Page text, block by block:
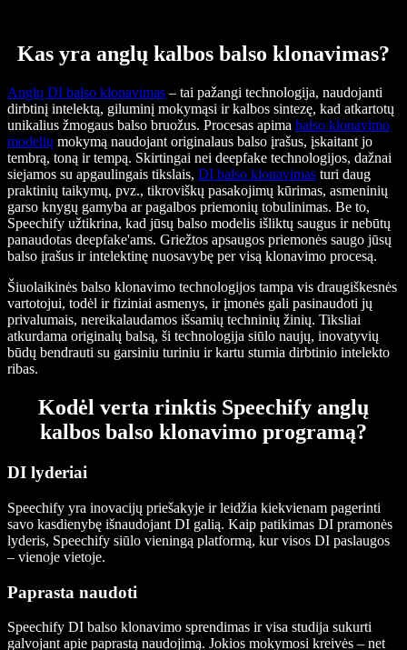
Kas yra anglų kalbos balso klonavimas?
Anglų DI balso klonavimas – tai pažangi technologija, naudojanti
dirbtinį intelektą, giluminį mokymąsi ir kalbos sintezę, kad atkartotų
unikalius žmogaus balso bruožus. Procesas apima balso klonavimo
modelių mokymą naudojant originalaus balso įrašus, įskaitant jo
tembrą, toną ir tempą. Skirtingai nei deepfake technologijos, dažnai
siejamos su apgaulingais tikslais, DI balso klonavimas turi daug
praktinių taikymų, pvz., tikroviškų pasakojimų kūrimas, asmeninių
garso knygų gamyba ar pagalbos priemonių tobulinimas. Be to,
Speechify užtikrina, kad jūsų balso modelis išliktų saugus ir nebūtų
panaudotas deepfake'ams. Griežtos apsaugos priemonės saugo jūsų
balso įrašus ir intelektinę nuosavybę per visą klonavimo procesą.
Šiuolaikinės balso klonavimo technologijos tampa vis draugiškesnės
vartotojui, todėl ir fiziniai asmenys, ir įmonės gali pasinaudoti jų
privalumais, nereikalaudamos išsamių techninių žinių. Tiksliai
atkurdama originalų balsą, ši technologija siūlo naujų, inovatyvių
būdų bendrauti su garsiniu turiniu ir kartu stumia dirbtinio intelekto
ribas.
Kodėl verta rinktis Speechify anglų
kalbos balso klonavimo programą?
DI lyderiai
Speechify yra inovacijų priešakyje ir leidžia kiekvienam pagerinti
savo kasdienybę išnaudojant DI galią. Kaip patikimas DI pramonės
lyderis, Speechify siūlo vieningą platformą, kur visos DI paslaugos
– vienoje vietoje.
Paprasta naudoti
Speechify DI balso klonavimo sprendimas ir visa studija sukurti
galvojant apie paprastą naudojimą. Jokios mokymosi kreivės – net